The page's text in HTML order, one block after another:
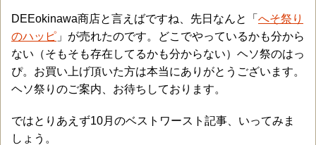
DEEokinawa商店と言えばですね、先日なんと「 へそ祭り
のハッピ 」が売れたのです。どこでやっているかも分から
ない（そもそも存在してるかも分からない）ヘソ祭のはっ
ぴ。お買い上げ頂いた方は本当にありがとうございます。
ヘソ祭りのご案内、お待ちしております。
ではとりあえず10月のベストワースト記事、いってみま
しょう。